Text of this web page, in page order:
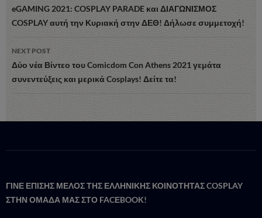
navigation
eGAMING 2021: COSPLAY PARADE και ΔΙΑΓΩΝΙΣΜΟΣ
COSPLAY αυτή την Κυριακή στην ΔΕΘ! Δήλωσε συμμετοχή!
NEXT POST
Δύο νέα Βίντεο του Comicdom Con Athens 2021 γεμάτα
συνεντεύξεις και μερικά Cosplays! Δείτε τα!
ΓΙΝΕ ΕΠΙΣΗΣ ΜΕΛΟΣ ΤΗΣ ΕΛΛΗΝΙΚΗΣ ΚΟΙΝΟΤΗΤΑΣ COSPLAY
ΣΤΗΝ ΟΜΑΔΑ ΜΑΣ ΣΤΟ FACΕBOOK!